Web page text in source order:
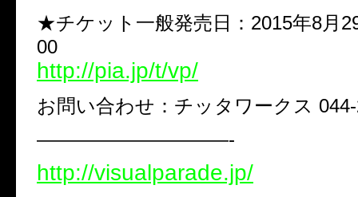
★チケット一般発売日：2015年8月
00
http://pia.jp/t/vp/
お問い合わせ：チッタワークス
——————————-
http://visualparade.jp/